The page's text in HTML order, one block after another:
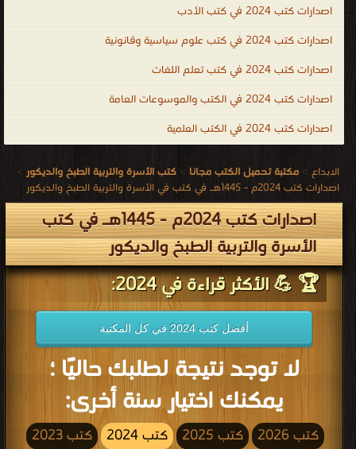
اصدارات كتب 2024 في كتب الأدب
اصدارات كتب 2024 في كتب علوم سياسية وقانونية
اصدارات كتب 2024 في كتب تعلم اللغات
اصدارات كتب 2024 في الكتب والموسوعات العامة
اصدارات كتب 2024 في الكتب العلمية
الابداع > مكتبة تحميل الكتب مجانا > كتب الأسرة والتربية الطبخ والديكور >
اصدارات كتب 2024م - 1445هـ في كتب في الأسرة والتربية الطبخ والديكور
اصدارات كتب 2024م - 1445هـ في كتب
الأسرة والتربية الطبخ والديكور
🏆 💪 الأكثر قراءة في 2024:
أفضل كتب 2024 في كل المكتبة
لا توجد نتيجة لطلبك حاليًا ؛
يمكنك اختيار سنة أخرى:
كتب 2026 كتب 2025 كتب 2024
كتب 2023